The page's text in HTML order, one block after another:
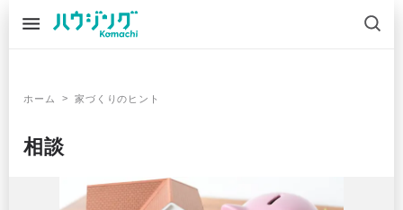
ホーム > 家づくりのヒント
相談